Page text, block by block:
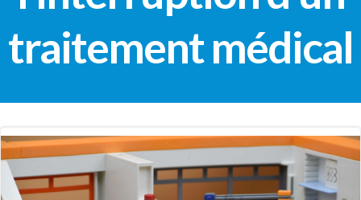
traitement médical